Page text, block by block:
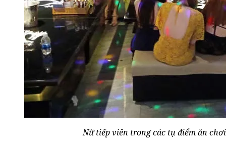
Nữ tiếp viên trong các tụ điểm ăn